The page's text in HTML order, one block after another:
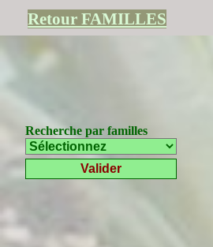
Retour FAMILLES
Recherche par familles